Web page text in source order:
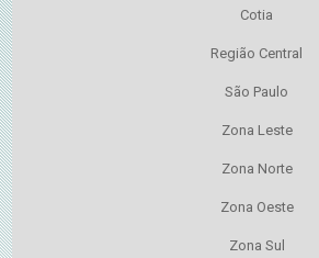
Cotia
Região Central
São Paulo
Zona Leste
Zona Norte
Zona Oeste
Zona Sul